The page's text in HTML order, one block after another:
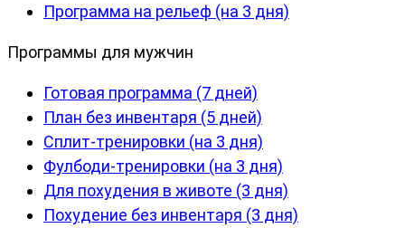
Программа на рельеф (на 3 дня)
Программы для мужчин
Готовая программа (7 дней)
План без инвентаря (5 дней)
Сплит-тренировки (на 3 дня)
Фулбоди-тренировки (на 3 дня)
Для похудения в животе (3 дня)
Похудение без инвентаря (3 дня)